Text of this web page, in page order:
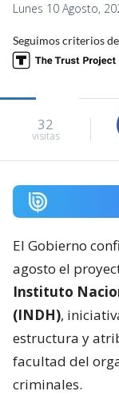
Lunes 10 Agosto,
Seguimos criterios de
32
visitas
El Gobierno
agosto el
Instituto
(INDH),
estructura y
facultad del
criminales.